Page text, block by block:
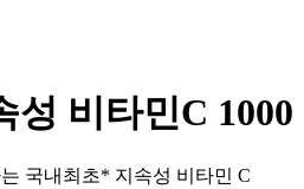
성 비타민C 1000
국내최초* 지속성 비타민 C